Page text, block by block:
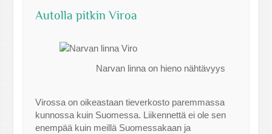
Autolla pitkin Viroa
Narvan linna on hieno nähtävyys
Virossa on oikeastaan tieverkosto paremmassa
kunnossa kuin Suomessa. Liikennettä ei ole sen
enempää kuin meillä Suomessakaan ja